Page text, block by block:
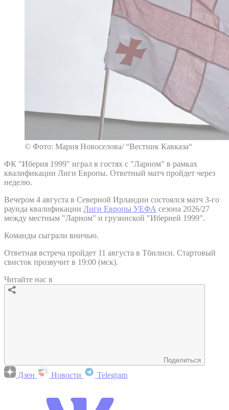
© Фото: Мария Новоселова/ “Вестник Кавказа“
ФК "Иберия 1999" играл в гостях с "Ларном" в рамках
квалификации Лиги Европы. Ответный матч пройдет через
неделю.
Вечером 4 августа в Северной Ирландии состоялся матч 3-го
раунда квалификации Лиги Европы УЕФА сезона 2026/27
между местным "Ларном" и грузинской "Иберией 1999".
Команды сыграли вничью.
Ответная встреча пройдет 11 августа в Тбилиси. Стартовый
свисток прозвучит в 19:00 (мск).
Читайте нас в
Поделиться
Дзен Новости Telegram